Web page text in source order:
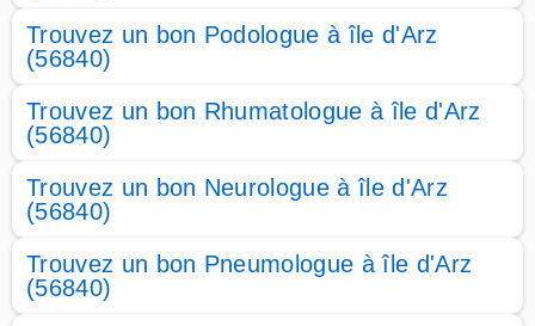
Trouvez un bon Podologue à île d'Arz
(56840)
Trouvez un bon Rhumatologue à île d'Arz
(56840)
Trouvez un bon Neurologue à île d'Arz
(56840)
Trouvez un bon Pneumologue à île d'Arz
(56840)